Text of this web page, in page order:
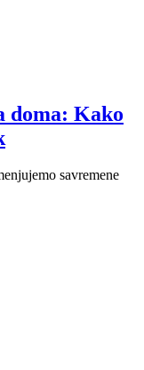
doma: Kako
savremene